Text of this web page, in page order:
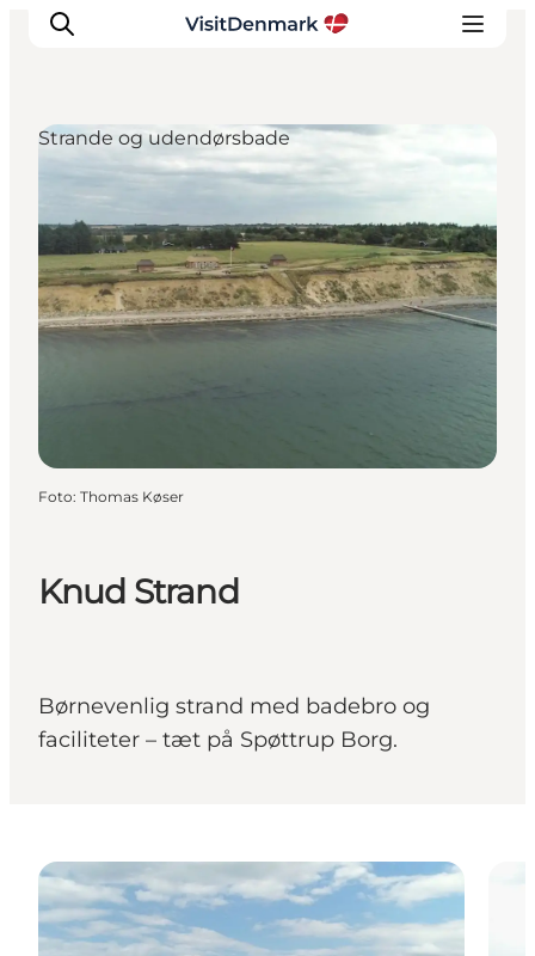
Inspiration
Destinationer
Oplevelser
Overnatning
Planlæg ferien
Knud Strand
Børnevenlig strand med badebro og
faciliteter – tæt på Spøttrup Borg.
Strande og udendørsbade
Foto: Thomas Køser